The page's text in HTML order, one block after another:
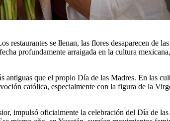
restaurantes se llenan, las flores desaparecen de
profundamente arraigada en la cultura
antiguas que el propio Día de las Madres. En las
católica, especialmente con la figura de la
impulsó oficialmente la celebración del Día de